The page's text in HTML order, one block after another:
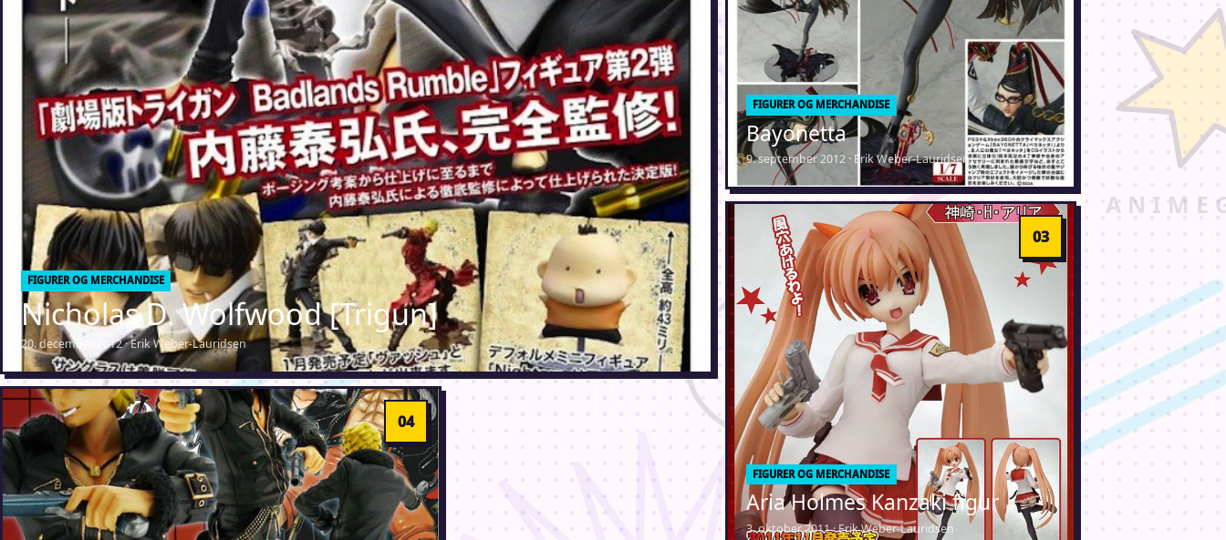
FIGURER OG MERCHANDISE
Nicholas D. Wolfwood [Trigun]
20. december 2012 · Erik Weber-Lauridsen
FIGURER OG MERCHANDISE
Bayonetta
9. september 2012 · Erik Weber-Lauridsen
FIGURER OG MERCHANDISE
Aria Holmes Kanzaki figur
3. oktober 2011 · Erik Weber-Lauridsen